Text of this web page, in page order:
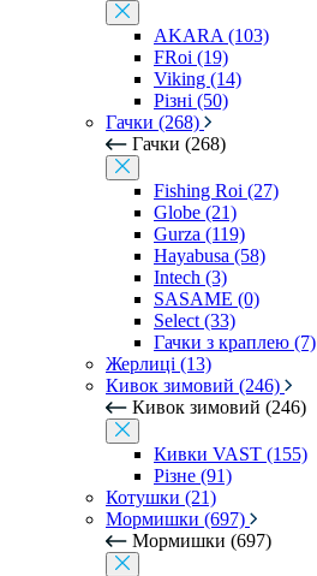
AKARA (103)
FRoi (19)
Viking (14)
Різні (50)
Гачки (268)
Гачки (268)
Fishing Roi (27)
Globe (21)
Gurza (119)
Hayabusa (58)
Intech (3)
SASAME (0)
Select (33)
Гачки з краплею (7)
Жерлиці (13)
Кивок зимовий (246)
Кивок зимовий (246)
Кивки VAST (155)
Різне (91)
Котушки (21)
Мормишки (697)
Мормишки (697)